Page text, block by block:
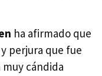
ha afirmado que
perjura que fue
cándida